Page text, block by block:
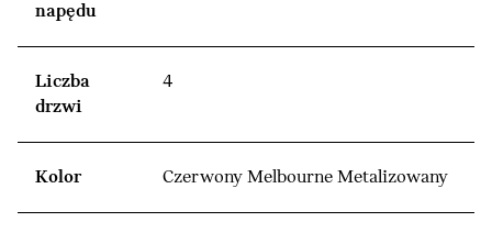
napędu
Liczba
drzwi
4
Kolor Czerwony Melbourne Metalizowany